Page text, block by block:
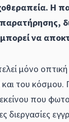
Η
να
μόνο
του κόσμου.
που
διεργασίες